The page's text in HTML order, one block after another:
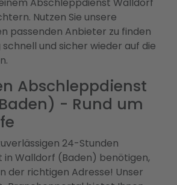
Nutzen Sie unsere
passenden Anbieter zu finden
schnell und sicher wieder auf die
Abschleppdienst
- Rund um
24-Stunden
Walldorf (Baden) benötigen,
der richtigen Adresse! Unser